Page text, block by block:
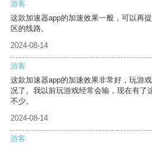
游客
这款加速器app的加速效果一般，可以再
区的线路。
2024-08-14
游客
这款加速器app的加速效果非常好，玩游
况了。我以前玩游戏经常会输，现在有了
不少。
2024-08-14
游客